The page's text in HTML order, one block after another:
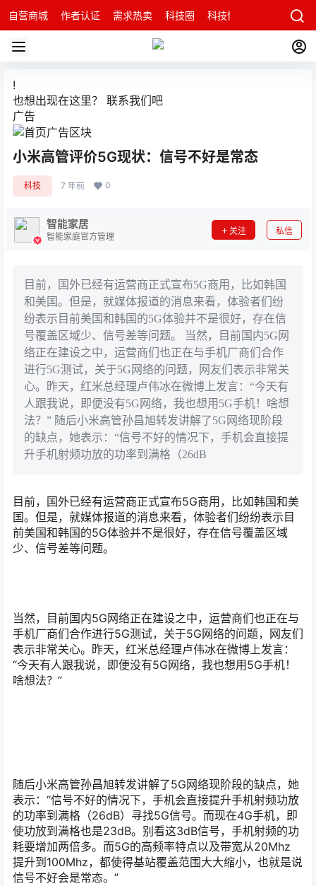
自营商城 作者认证 需求热卖 科技圈 科技快讯 智能科技问
!
也想出现在这里？ 联系我们吧
广告
小米高管评价5G现状：信号不好是常态
科技 7 年前 0
智能家居
智能家庭官方管理
关注 私信
目前，国外已经有运营商正式宣布5G商用，比如韩国
和美国。但是，就媒体报道的消息来看，体验者们纷
纷表示目前美国和韩国的5G体验并不是很好，存在信
号覆盖区域少、信号差等问题。 当然，目前国内5G网
络正在建设之中，运营商们也正在与手机厂商们合作
进行5G测试，关于5G网络的问题，网友们表示非常关
心。昨天，红米总经理卢伟冰在微博上发言：“今天有
人跟我说，即便没有5G网络，我也想用5G手机！啥想
法？” 随后小米高管孙昌旭转发讲解了5G网络现阶段
的缺点，她表示：“信号不好的情况下，手机会直接提
升手机射频功放的功率到满格（26dB
目前，国外已经有运营商正式宣布5G商用，比如韩国和美
国。但是，就媒体报道的消息来看，体验者们纷纷表示目
前美国和韩国的5G体验并不是很好，存在信号覆盖区域
少、信号差等问题。
当然，目前国内5G网络正在建设之中，运营商们也正在与
手机厂商们合作进行5G测试，关于5G网络的问题，网友们
表示非常关心。昨天，红米总经理卢伟冰在微博上发言：
“今天有人跟我说，即便没有5G网络，我也想用5G手机！
啥想法？”
随后小米高管孙昌旭转发讲解了5G网络现阶段的缺点，她
表示：“信号不好的情况下，手机会直接提升手机射频功放
的功率到满格（26dB）寻找5G信号。而现在4G手机，即
使功放到满格也是23dB。别看这3dB信号，手机射频的功
耗要增加两倍多。而5G的高频率特点以及带宽从20Mhz
提升到100Mhz，都使得基站覆盖范围大大缩小，也就是说
信号不好会是常态。”